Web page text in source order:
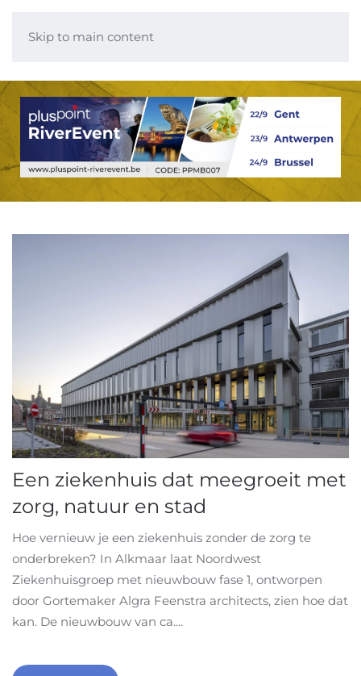
Skip to main content
Een ziekenhuis dat meegroeit met
zorg, natuur en stad
Hoe vernieuw je een ziekenhuis zonder de zorg te
onderbreken? In Alkmaar laat Noordwest
Ziekenhuisgroep met nieuwbouw fase 1, ontworpen
door Gortemaker Algra Feenstra architects, zien hoe dat
kan. De nieuwbouw van ca....